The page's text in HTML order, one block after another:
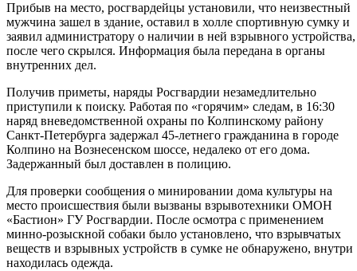
Прибыв на место, росгвардейцы установили, что неизвестный
мужчина зашел в здание, оставил в холле спортивную сумку и
заявил администратору о наличии в ней взрывного устройства,
после чего скрылся. Информация была передана в органы
внутренних дел.
Получив приметы, наряды Росгвардии незамедлительно
приступили к поиску. Работая по «горячим» следам, в 16:30
наряд вневедомственной охраны по Колпинскому району
Санкт-Петербурга задержал 45-летнего гражданина в городе
Колпино на Вознесенском шоссе, недалеко от его дома.
Задержанный был доставлен в полицию.
Для проверки сообщения о минировании дома культуры на
место происшествия были вызваны взрывотехники ОМОН
«Бастион» ГУ Росгвардии. После осмотра с применением
минно-розыскной собаки было установлено, что взрывчатых
веществ и взрывных устройств в сумке не обнаружено, внутри
находилась одежда.